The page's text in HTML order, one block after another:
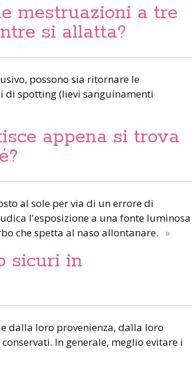
mestruazioni a tre
si allatta?
possono sia ritornare le
di spotting (lievi sanguinamenti
appena si trova
al sole per via di un errore di
l'esposizione a una fonte luminosa
che spetta al naso allontanare. »
sicuri in
dalla loro provenienza, dalla loro
In generale, meglio evitare i